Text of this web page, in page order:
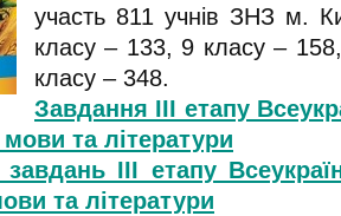
участь 811 учнів ЗНЗ м.
класу – 133, 9 класу –
класу – 348.
Завдання ІІІ етапу
мови та літератури
ІІІ етапу
та літератури